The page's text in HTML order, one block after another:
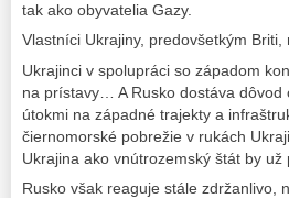
tak ako obyvatelia Gazy.
Vlastníci Ukrajiny, predovšetkým Briti,
Ukrajinci v spolupráci so západom
na prístavy… A Rusko dostáva
útokmi na západné trajekty a
čiernomorské pobrežie v rukách
Ukrajina ako vnútrozemský štát by už
Rusko však reaguje stále zdržanlivo,